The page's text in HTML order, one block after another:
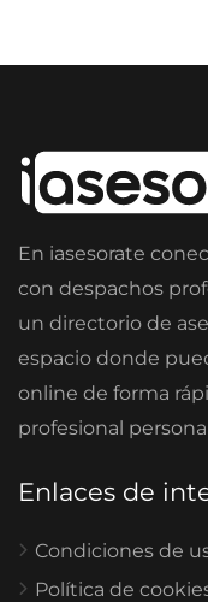
En iasesorate
con despachos
un directorio de
espacio donde
online de forma
profesional
Enlaces de
Condiciones de
Política de